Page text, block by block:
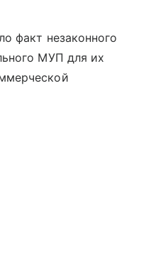
факт незаконного
МУП для их